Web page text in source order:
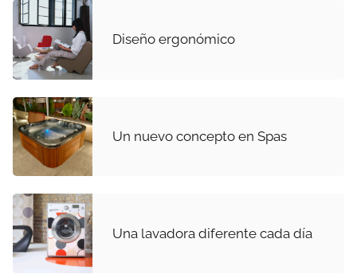
Diseño ergonómico
Un nuevo concepto en Spas
Una lavadora diferente cada día